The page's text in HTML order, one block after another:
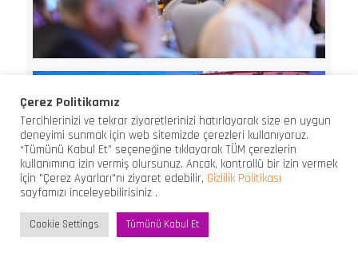
Çerez Politikamız
Tercihlerinizi ve tekrar ziyaretlerinizi hatırlayarak size en uygun
deneyimi sunmak için web sitemizde çerezleri kullanıyoruz.
“Tümünü Kabul Et” seçeneğine tıklayarak TÜM çerezlerin
kullanımına izin vermiş olursunuz. Ancak, kontrollü bir izin vermek
için "Çerez Ayarları"nı ziyaret edebilir, Gizlilik Politikası
sayfamızı inceleyebilirisiniz .
Cookie Settings Tümünü Kabul Et